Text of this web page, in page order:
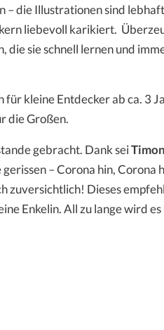
– die Illustrationen sind
liebevoll karikiert.
die sie schnell lernen und
für kleine Entdecker ab ca. 3
die Großen.
gebracht. Dank sei
– Corona hin, Corona
zuversichtlich! Dieses
Enkelin. All zu lange wird es